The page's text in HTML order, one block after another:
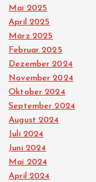
Mai 2025
April 2025
März 2025
Februar 2025
Dezember 2024
November 2024
Oktober 2024
September 2024
August 2024
Juli 2024
Juni 2024
Mai 2024
April 2024